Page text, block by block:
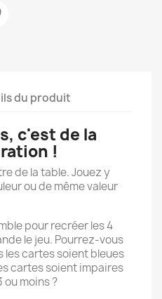
du produit
c'est de la
!
de la table. Jouez y
ou de même valeur
pour recréer les 4
le jeu. Pourrez-vous
les cartes soient bleues
cartes soient impaires
ou moins ?